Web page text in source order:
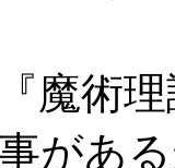
魔術
があ